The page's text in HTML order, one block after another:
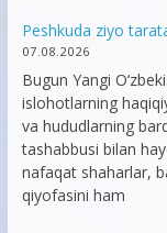
Peshkuda ziyo
07.08.2026
Bugun Yangi
islohotlarning
va hududlarning
tashabbusi bilan
nafaqat shaharlar,
qiyofasini ham